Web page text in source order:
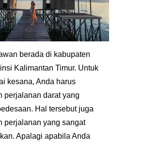
berada di kabupaten
Kalimantan Timur. Untuk
kesana, Anda harus
perjalanan darat yang
Hal tersebut juga
perjalanan yang sangat
Apalagi apabila Anda